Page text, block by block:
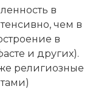
культуры
в
чем в
в
и других).
религиозные